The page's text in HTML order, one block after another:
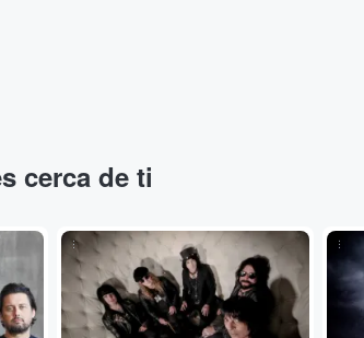
cerca de ti
... ...